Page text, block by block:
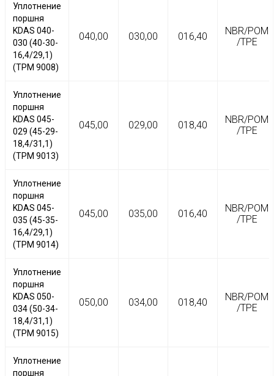
Уплотнение
поршня
KDAS 040-
030 (40-30-
16,4/29,1)
(TPM 9008)
040,00 030,00 016,40
NBR/POM
/TPE
Уплотнение
поршня
KDAS 045-
029 (45-29-
18,4/31,1)
(TPM 9013)
045,00 029,00 018,40
NBR/POM
/TPE
Уплотнение
поршня
KDAS 045-
035 (45-35-
16,4/29,1)
(TPM 9014)
045,00 035,00 016,40
NBR/POM
/TPE
Уплотнение
поршня
KDAS 050-
034 (50-34-
18,4/31,1)
(TPM 9015)
050,00 034,00 018,40
NBR/POM
/TPE
Уплотнение
поршня